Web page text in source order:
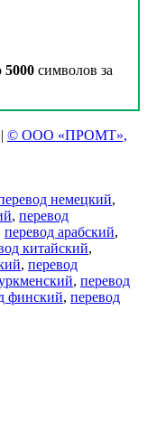
5000 символов за
| © ООО «ПРОМТ»,
немецкий,
, перевод
перевод арабский,
китайский,
, перевод
, перевод
финский, перевод